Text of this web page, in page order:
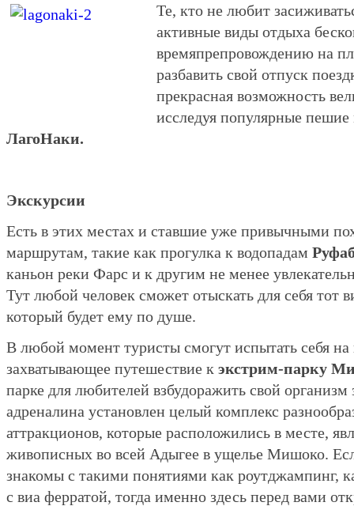
Те, кто не любит
активные виды отдыха
времяпрепровождению на
разбавить свой отпуск
прекрасная возможность
исследуя популярные
ЛагоНаки.
Экскурсии
Есть в этих местах и ставшие уже привычными
маршрутам, такие как прогулка к водопадам
каньон реки Фарс и к другим не менее
Тут любой человек сможет отыскать для себя тот
который будет ему по душе.
В любой момент туристы смогут испытать себя на
захватывающее путешествие к экстрим-парку
парке для любителей взбудоражить свой организм
адреналина установлен целый комплекс
аттракционов, которые расположились в месте,
живописных во всей Адыгее в ущелье Мишоко.
знакомы с такими понятиями как роутджампинг,
с виа ферратой, тогда именно здесь перед вами